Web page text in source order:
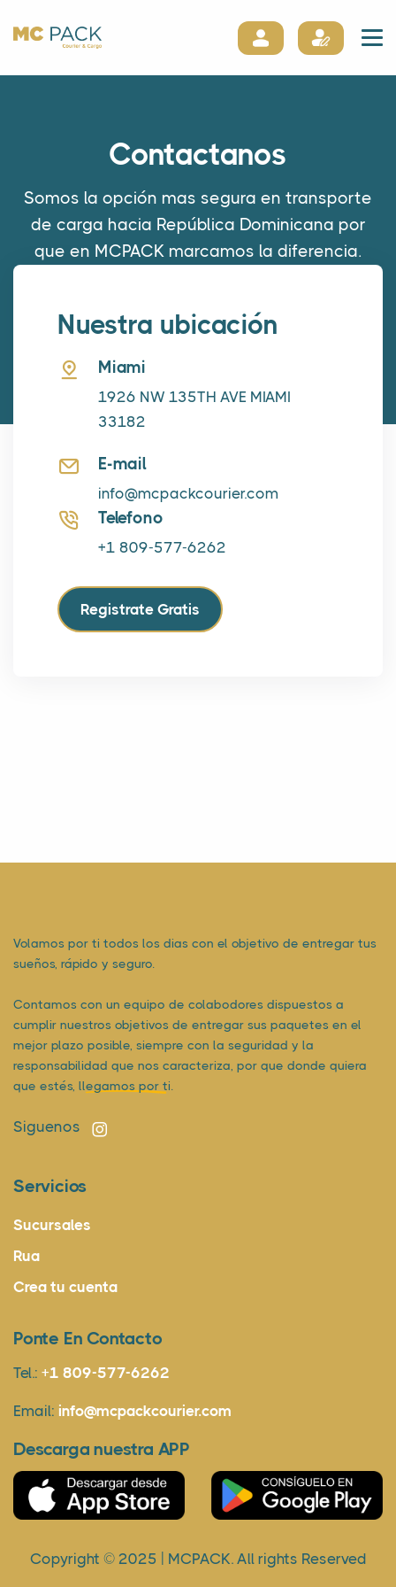
Contactanos
Somos la opción mas segura en transporte
de carga hacia República Dominicana por
que en MCPACK marcamos la diferencia.
Nuestra ubicación
Miami
1926 NW 135TH AVE MIAMI
33182
E-mail
info@mcpackcourier.com
Telefono
+1 809-577-6262
Registrate Gratis
Volamos por ti todos los dias con el objetivo de entregar tus
sueños, rápido y seguro.
Contamos con un equipo de colabodores dispuestos a
cumplir nuestros objetivos de entregar sus paquetes en el
mejor plazo posible, siempre con la seguridad y la
responsabilidad que nos caracteriza, por que donde quiera
que estés, llegamos por ti.
Siguenos
Servicios
Sucursales
Rua
Crea tu cuenta
Ponte En Contacto
Tel.: +1 809-577-6262
Email: info@mcpackcourier.com
Descarga nuestra APP
Copyright © 2025 | MCPACK. All rights Reserved